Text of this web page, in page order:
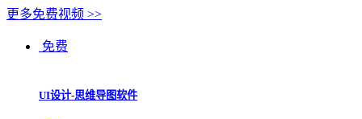
更多免费视频 >>
免费
UI设计-思维导图软件